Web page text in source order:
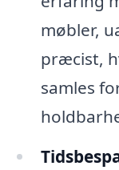
møbler,
præcist,
samles